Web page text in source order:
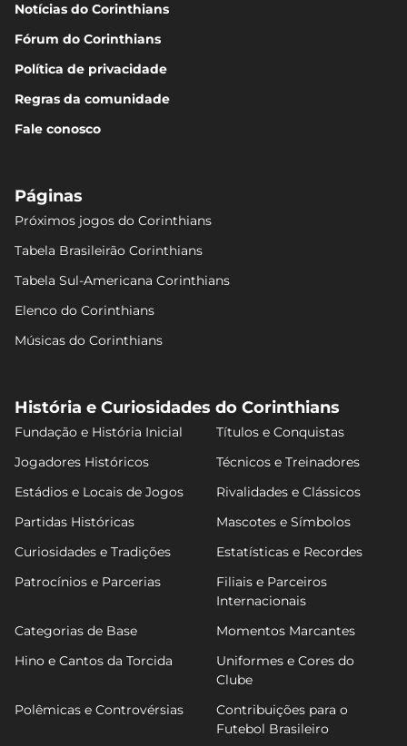
Notícias do Corinthians
Fórum do Corinthians
Política de privacidade
Regras da comunidade
Fale conosco
Páginas
Próximos jogos do Corinthians
Tabela Brasileirão Corinthians
Tabela Sul-Americana Corinthians
Elenco do Corinthians
Músicas do Corinthians
História e Curiosidades do Corinthians
Fundação e História Inicial
Títulos e Conquistas
Jogadores Históricos
Técnicos e Treinadores
Estádios e Locais de Jogos
Rivalidades e Clássicos
Partidas Históricas
Mascotes e Símbolos
Curiosidades e Tradições
Estatísticas e Recordes
Patrocínios e Parcerias
Filiais e Parceiros
Internacionais
Categorias de Base
Momentos Marcantes
Hino e Cantos da Torcida
Uniformes e Cores do
Clube
Polêmicas e Controvérsias
Contribuições para o
Futebol Brasileiro